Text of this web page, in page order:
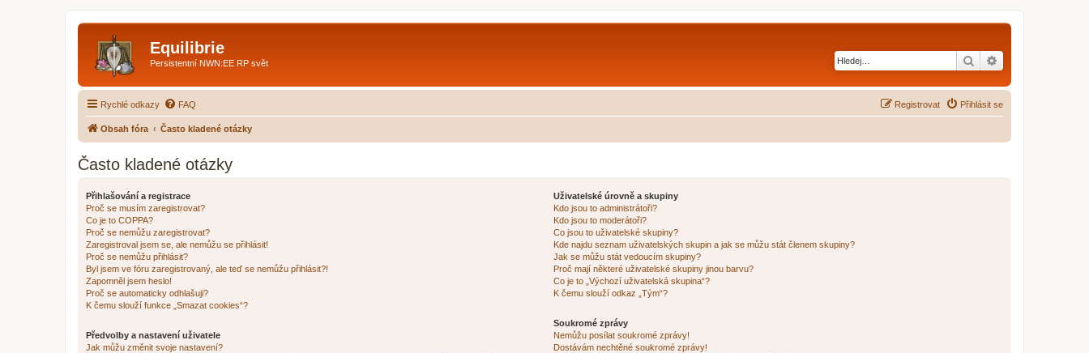
Equilibrie
Persistentní NWN:EE RP svět Hledat
Rychlé odkazy FAQ Přihlásit se
Registrovat
Obsah fóra Často kladené otázky
Často kladené otázky
Přihlašování a registrace
Proč se musím zaregistrovat?
Co je to COPPA?
Proč se nemůžu zaregistrovat?
Zaregistroval jsem se, ale nemůžu se přihlásit!
Proč se nemůžu přihlásit?
Byl jsem ve fóru zaregistrovaný, ale teď se nemůžu přihlásit?!
Zapomněl jsem heslo!
Proč se automaticky odhlašuji?
K čemu slouží funkce „Smazat cookies“?
Předvolby a nastavení uživatele
Jak můžu změnit svoje nastavení?
Uživatelské úrovně a skupiny
Kdo jsou to administrátoři?
Kdo jsou to moderátoři?
Co jsou to uživatelské skupiny?
Kde najdu seznam uživatelských skupin a jak se můžu stát členem skupiny?
Jak se můžu stát vedoucím skupiny?
Proč mají některé uživatelské skupiny jinou barvu?
Co je to „Výchozí uživatelská skupina“?
K čemu slouží odkaz „Tým“?
Soukromé zprávy
Nemůžu posílat soukromé zprávy!
Dostávám nechtěné soukromé zprávy!